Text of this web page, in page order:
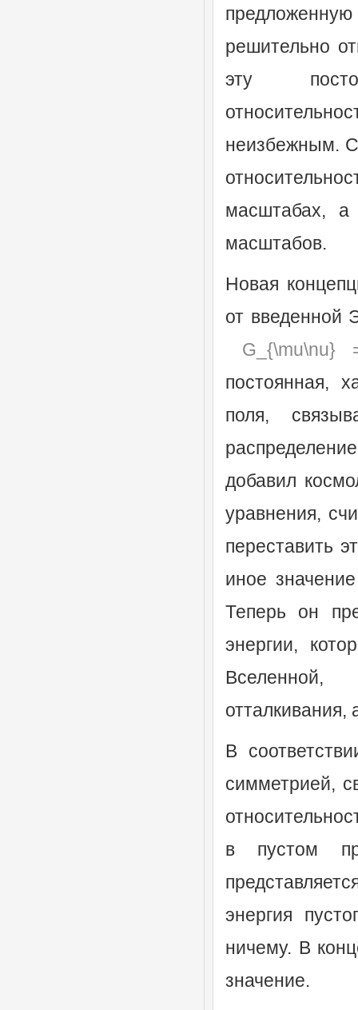
предложенную
решительно
эту
неизбежным.
масштабах,
масштабов.
Новая
от введенной
G_{\mu\nu}
постоянная,
поля,
добавил
уравнения,
переставить
иное
Теперь он
энергии,
Вселенной,
отталкивания,
В
симметрией,
в пустом
энергия
ничему. В
значение.